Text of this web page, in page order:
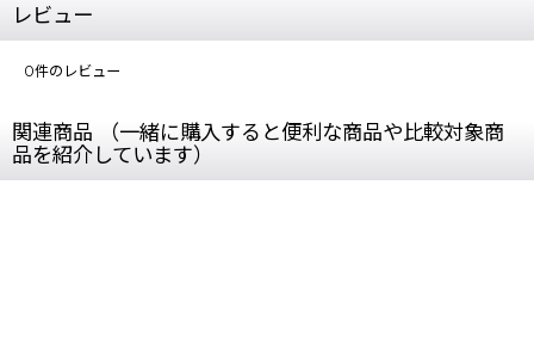
レビュー
0件のレビュー
関連商品 （一緒に購入すると便利な商品や比較対象商
品を紹介しています）